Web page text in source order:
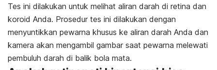
Tes ini dilakukan untuk melihat aliran darah di retina dan
koroid Anda. Prosedur tes ini dilakukan dengan
menyuntikkan pewarna khusus ke aliran darah Anda dan
kamera akan mengambil gambar saat pewarna melewati
pembuluh darah di balik bola mata.